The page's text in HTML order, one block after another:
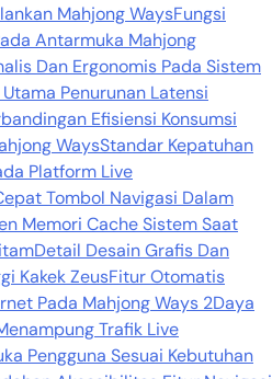
Mahjong WaysFungsi
Antarmuka Mahjong
Dan Ergonomis Pada Sistem
Penurunan Latensi
Efisiensi Konsumsi
WaysStandar Kepatuhan
Platform Live
Tombol Navigasi Dalam
Memori Cache Sistem Saat
Detail Desain Grafis Dan
Kakek ZeusFitur Otomatis
Pada Mahjong Ways 2Daya
Trafik Live
Pengguna Sesuai Kebutuhan